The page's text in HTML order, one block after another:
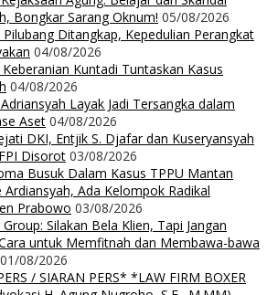
Bongkar Sarang Oknum! 05/08/2026
Ditangkap, Kepedulian Perangkat
04/08/2026
Kuntadi Tuntaskan Kasus
04/08/2026
Layak Jadi Tersangka dalam
Aset 04/08/2026
DKI, Entjik S. Djafar dan Kuseryansyah
Disorot 03/08/2026
Busuk Dalam Kasus TPPU Mantan
Ardiansyah, Ada Kelompok Radikal
Prabowo 03/08/2026
Silakan Bela Klien, Tapi Jangan
untuk Memfitnah dan Membawa-bawa
01/08/2026
/ SIARAN PERS* *LAW FIRM BOXER